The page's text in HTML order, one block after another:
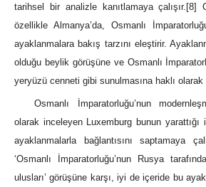
tarihsel bir analizle kanıtlamaya çalışır. [8]
özellikle Almanya’da, Osmanlı
ayaklanmalara bakış tarzını eleştirir.
olduğu beylik görüşüne ve Osmanlı
yeryüzü cenneti gibi sunulmasına haklı olarak
Osmanlı İmparatorluğu’nun
olarak inceleyen Luxemburg bunun yarattığı
ayaklanmalarla bağlantısını saptamaya
‘Osmanlı İmparatorluğu’nun Rusya
ulusları’ görüşüne karşı, iyi de içeride bu